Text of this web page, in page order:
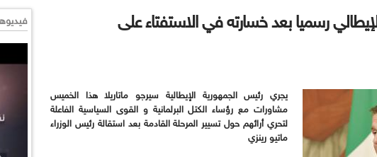
رسميا بعد خسارته في الاستفتاء على
يجري رئيس الجمهورية الإيطالية سيرجو ماتاريلا هذا الخميس
مشاورات مع رؤساء الكتل البرلمانية و القوى السياسية الفاعلة
لتحري أرائهم حول تسيير المرحلة القادمة بعد استقالة رئيس الوزراء
ماتيو رينزي